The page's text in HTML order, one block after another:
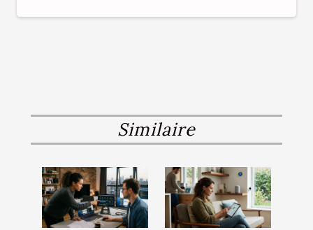
Similaire